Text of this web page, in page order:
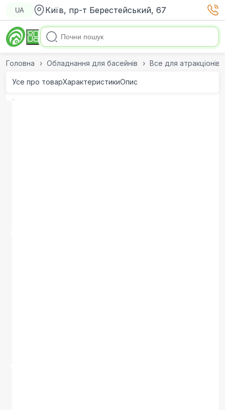
UA Київ, пр-т Берестейський, 67
Головна Обладнання для басейнів Все для атракціонів
Усе про товарХарактеристикиОпис